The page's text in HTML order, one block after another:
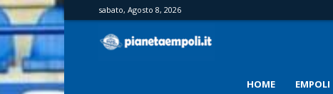
sabato, Agosto 8, 2026
HOME EMPOLI